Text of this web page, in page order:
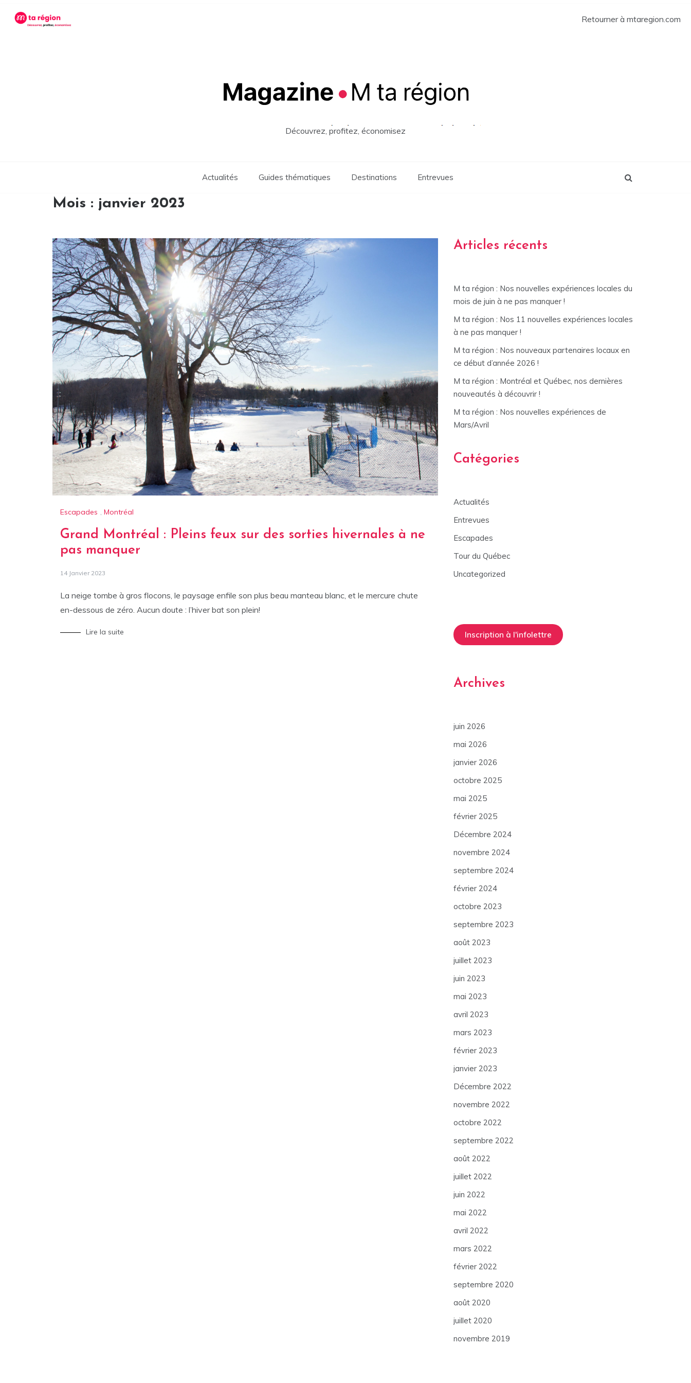
Retourner à mtaregion.com
Découvrez, profitez, économisez
Actualités Guides thématiques Destinations Entrevues
Mois : janvier 2023
Escapades Montréal
Grand Montréal : Pleins feux sur des sorties hivernales à ne
pas manquer
14 Janvier 2023
La neige tombe à gros flocons, le paysage enfile son plus beau manteau blanc, et le mercure chute
en-dessous de zéro. Aucun doute : l’hiver bat son plein!
Lire la suite
Articles récents
M ta région : Nos nouvelles expériences locales du
mois de juin à ne pas manquer !
M ta région : Nos 11 nouvelles expériences locales
à ne pas manquer !
M ta région : Nos nouveaux partenaires locaux en
ce début d’année 2026 !
M ta région : Montréal et Québec, nos dernières
nouveautés à découvrir !
M ta région : Nos nouvelles expériences de
Mars/Avril
Catégories
Actualités
Entrevues
Escapades
Tour du Québec
Uncategorized
Inscription à l'infolettre
Archives
juin 2026
mai 2026
janvier 2026
octobre 2025
mai 2025
février 2025
Décembre 2024
novembre 2024
septembre 2024
février 2024
octobre 2023
septembre 2023
août 2023
juillet 2023
juin 2023
mai 2023
avril 2023
mars 2023
février 2023
janvier 2023
Décembre 2022
novembre 2022
octobre 2022
septembre 2022
août 2022
juillet 2022
juin 2022
mai 2022
avril 2022
mars 2022
février 2022
septembre 2020
août 2020
juillet 2020
novembre 2019